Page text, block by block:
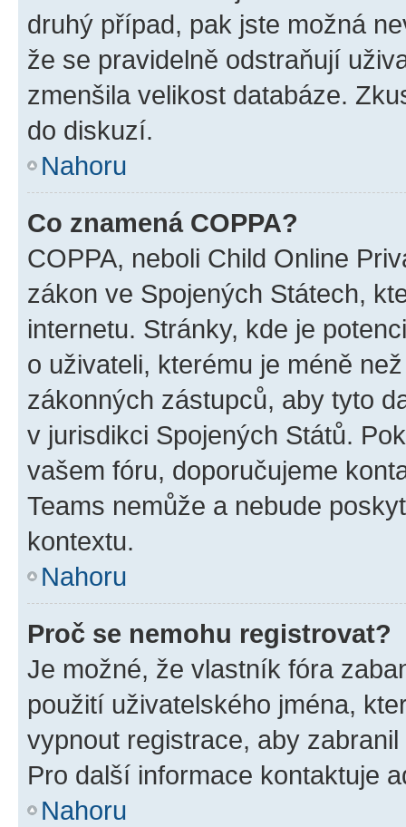
druhý případ, pak jste možná
že se pravidelně odstraňují
zmenšila velikost databáze.
do diskuzí.
Nahoru
Co znamená COPPA?
COPPA, neboli Child Online
zákon ve Spojených Státech,
internetu. Stránky, kde je
o uživateli, kterému je méně
zákonných zástupců, aby tyto
v jurisdikci Spojených Států.
vašem fóru, doporučujeme
Teams nemůže a nebude
kontextu.
Nahoru
Proč se nemohu registrovat?
Je možné, že vlastník fóra
použití uživatelského jména,
vypnout registrace, aby
Pro další informace kontaktuje
Nahoru